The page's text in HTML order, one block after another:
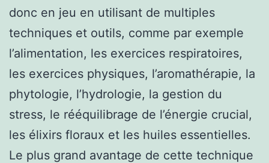
donc en jeu en utilisant de multiples
techniques et outils, comme par exemple
l’alimentation, les exercices respiratoires,
les exercices physiques, l’aromathérapie, la
phytologie, l’hydrologie, la gestion du
stress, le rééquilibrage de l’énergie crucial,
les élixirs floraux et les huiles essentielles.
Le plus grand avantage de cette technique